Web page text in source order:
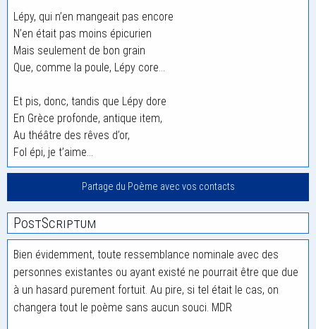
Lépy, qui n’en mangeait pas encore
N’en était pas moins épicurien
Mais seulement de bon grain
Que, comme la poule, Lépy core…
Et pis, donc, tandis que Lépy dore
En Grèce profonde, antique item,
Au théâtre des rêves d’or,
Fol épi, je t’aime…
Partage du Poème avec vos contacts
PostScriptum
Bien évidemment, toute ressemblance nominale avec des
personnes existantes ou ayant existé ne pourrait être que due
à un hasard purement fortuit. Au pire, si tel était le cas, on
changera tout le poème sans aucun souci. MDR